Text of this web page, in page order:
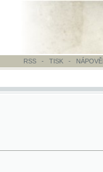
TISK-NÁPOVĚDA - ODKAZY -